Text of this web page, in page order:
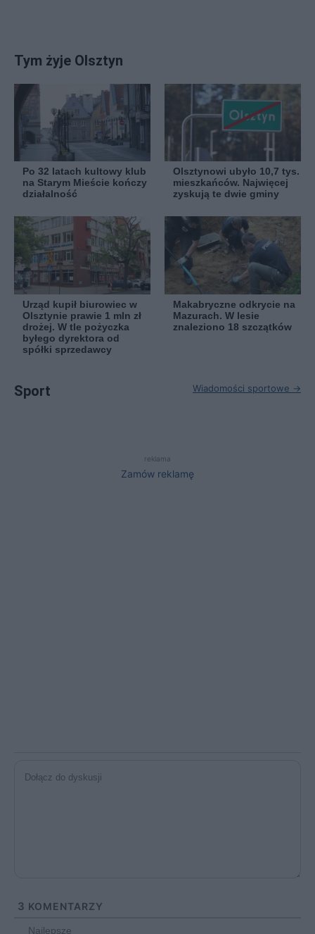
Tym żyje Olsztyn
Po 32 latach kultowy klub
na Starym Mieście kończy
działalność
Olsztynowi ubyło 10,7 tys.
mieszkańców. Najwięcej
zyskują te dwie gminy
Urząd kupił biurowiec w
Olsztynie prawie 1 mln zł
drożej. W tle pożyczka
byłego dyrektora od
spółki sprzedawcy
Makabryczne odkrycie na
Mazurach. W lesie
znaleziono 18 szczątków
Sport Wiadomości sportowe →
reklama
Zamów reklamę
3 KOMENTARZY
Najlepsze